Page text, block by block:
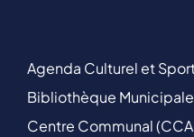
Agenda Culturel et
Bibliothèque Municipale
Centre Communal